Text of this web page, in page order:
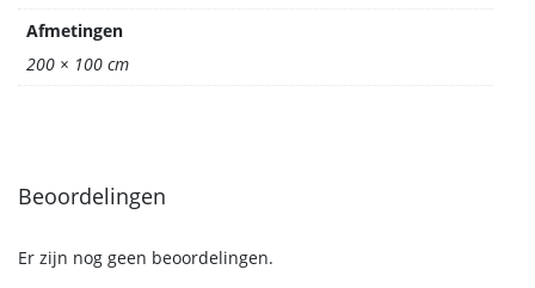
Afmetingen
200 × 100 cm
Beoordelingen
Er zijn nog geen beoordelingen.